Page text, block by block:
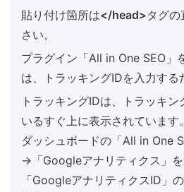
貼り付け箇所は</head>タグ
さい。
プラグイン「All in One SEO」
は、トラッキングIDを入力する
トラッキングIDは、トラッキ
いるすぐ上に表示されています。
ダッシュボードの「All in One
→「Googleアナリティクス」を
「GoogleアナリティクスID」